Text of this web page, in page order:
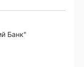
Банк"